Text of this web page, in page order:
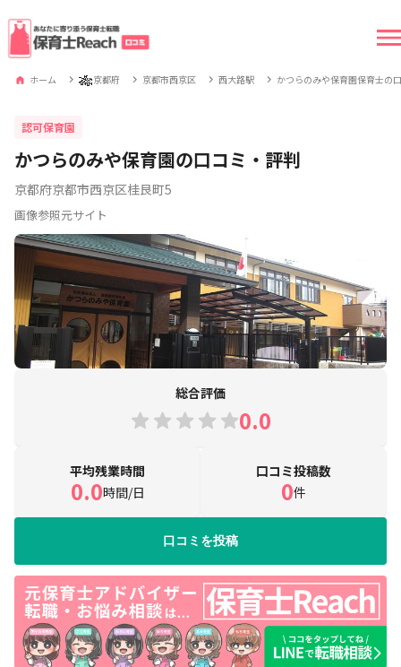
ホーム 🎋京都府 京都市西京区 西大路駅 かつらのみや保育園保育士の
認可保育園
かつらのみや保育園の口コミ・評判
京都府京都市西京区桂艮町5
画像参照元サイト
総合評価
0.0
平均残業時間
0.0時間/日
口コミ投稿数
0件
口コミを投稿